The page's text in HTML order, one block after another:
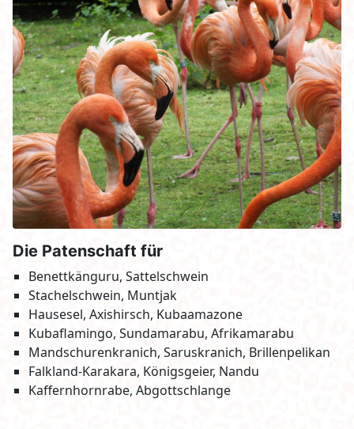
Die Patenschaft für
Benettkänguru, Sattelschwein
Stachelschwein, Muntjak
Hausesel, Axishirsch, Kubaamazone
Kubaflamingo, Sundamarabu, Afrikamarabu
Mandschurenkranich, Saruskranich, Brillenpelikan
Falkland-Karakara, Königsgeier, Nandu
Kaffernhornrabe, Abgottschlange